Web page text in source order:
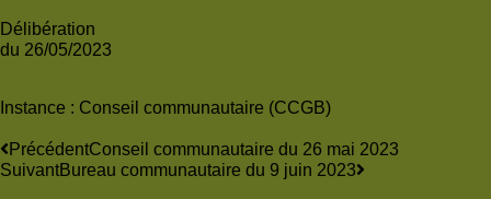
Délibération
du 26/05/2023
Instance : Conseil communautaire (CCGB)
PrécédentConseil communautaire du 26 mai 2023
SuivantBureau communautaire du 9 juin 2023